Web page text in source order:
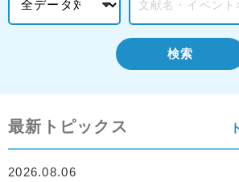
検索
最新トピックス
2026.08.06